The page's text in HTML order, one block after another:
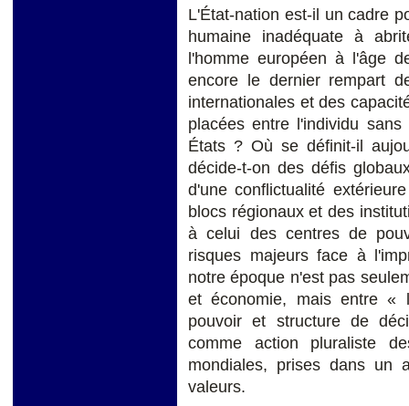
L'État-nation est-il un cadre
humaine inadéquate à
l'homme européen à l'âge
encore le dernier rempart
internationales et des
placées entre l'individu
États ? Où se définit-il
décide-t-on des défis
d'une conflictualité
blocs régionaux et des
à celui des centres de
risques majeurs face à
notre époque n'est pas
et économie, mais entre «
pouvoir et structure de
comme action pluraliste
mondiales, prises dans un
valeurs.